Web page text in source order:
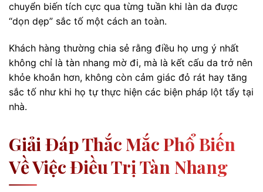
chuyển biến tích cực qua từng tuần khi làn da được
“dọn dẹp” sắc tố một cách an toàn.
Khách hàng thường chia sẻ rằng điều họ ưng ý nhất
không chỉ là tàn nhang mờ đi, mà là kết cấu da trở nên
khỏe khoắn hơn, không còn cảm giác đỏ rát hay tăng
sắc tố như khi họ tự thực hiện các biện pháp lột tẩy tại
nhà.
Giải Đáp Thắc Mắc Phổ Biến
Về Việc Điều Trị Tàn Nhang